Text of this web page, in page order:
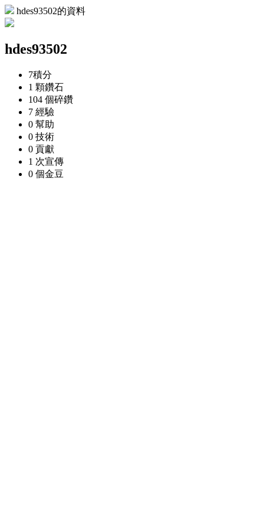
hdes93502的資料
hdes93502
7積分
1 顆鑽石
104 個碎鑽
7 經驗
0 幫助
0 技術
0 貢獻
1 次宣傳
0 個金豆